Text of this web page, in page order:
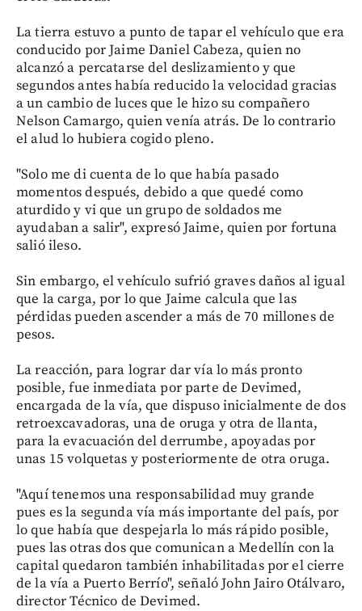
La tierra estuvo a punto de tapar el vehículo que era
conducido por Jaime Daniel Cabeza, quien no
alcanzó a percatarse del deslizamiento y que
segundos antes había reducido la velocidad gracias
a un cambio de luces que le hizo su compañero
Nelson Camargo, quien venía atrás. De lo contrario
el alud lo hubiera cogido pleno.
"Solo me di cuenta de lo que había pasado
momentos después, debido a que quedé como
aturdido y vi que un grupo de soldados me
ayudaban a salir", expresó Jaime, quien por fortuna
salió ileso.
Sin embargo, el vehículo sufrió graves daños al igual
que la carga, por lo que Jaime calcula que las
pérdidas pueden ascender a más de 70 millones de
pesos.
La reacción, para lograr dar vía lo más pronto
posible, fue inmediata por parte de Devimed,
encargada de la vía, que dispuso inicialmente de dos
retroexcavadoras, una de oruga y otra de llanta,
para la evacuación del derrumbe, apoyadas por
unas 15 volquetas y posteriormente de otra oruga.
"Aquí tenemos una responsabilidad muy grande
pues es la segunda vía más importante del país, por
lo que había que despejarla lo más rápido posible,
pues las otras dos que comunican a Medellín con la
capital quedaron también inhabilitadas por el cierre
de la vía a Puerto Berrío", señaló John Jairo Otálvaro,
director Técnico de Devimed.